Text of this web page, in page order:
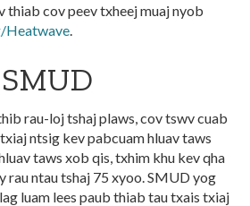
thiab cov peev txheej muaj nyob
Heatwave.
rau-loj tshaj plaws, cov tswv cuab
ntsig kev pabcuam hluav taws
taws xob qis, txhim khu kev qha
rau ntau tshaj 75 xyoo. SMUD yog
luam lees paub thiab tau txais txiaj